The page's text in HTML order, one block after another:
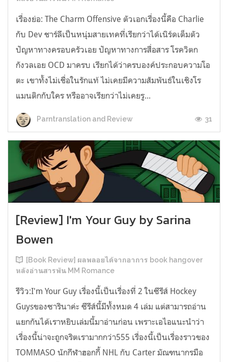
เรื่องย่อ: The Charm Offensive ตัวเอกเรื่องนี้คือ Charlie
กับ Dev ชาร์ลีเป็นหนุ่มสายเทคที่เรียกว่าได้เนิร์ดเต็มตัว
ปัญหาทางครอบครัวเอย ปัญหาทางการสื่อสาร โรควิตก
กังวลเอย OCD มาครบ เรียกได้ว่าครบองค์ประกอบความโอ
ตะ เขาทั้งไม่เชื่อในรักแท้ ไม่เคยมีความสัมพันธ์ในเชิงโร
แมนติกกับใคร หรืออาจเรียกว่าไม่เคยรู...
Parntranslation and Review 31
[Review] I'm Your Guy by Sarina
Bowen
[Book Review] ผลพลอยได้จากอาการ book hangover
หลังอ่านสารพัน MM Romance
รีวิว:I'm Your Guy เรื่องนี้เป็นเรื่องที่ 2 ในซีรีส์ Hockey
Guysของซารินาค่ะ ซีรีส์นี้มีทั้งหมด 4 เล่ม แต่สามารถอ่าน
แยกกันได้เราหยิบเล่มนี้มาอ่านก่อน เพราะเอไอแนะนำว่า
เรื่องนี้น่าจะถูกจริตเรามากกว่า555 เรื่องนี้เป็นเรื่องราวของ
TOMMASO นักกีฬาฮอกกี้ NHL กับ Carter มัณฑนากรมือ